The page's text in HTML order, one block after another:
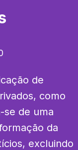
de
como
se de uma
da
excluindo